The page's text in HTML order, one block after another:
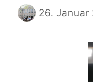
26. Januar